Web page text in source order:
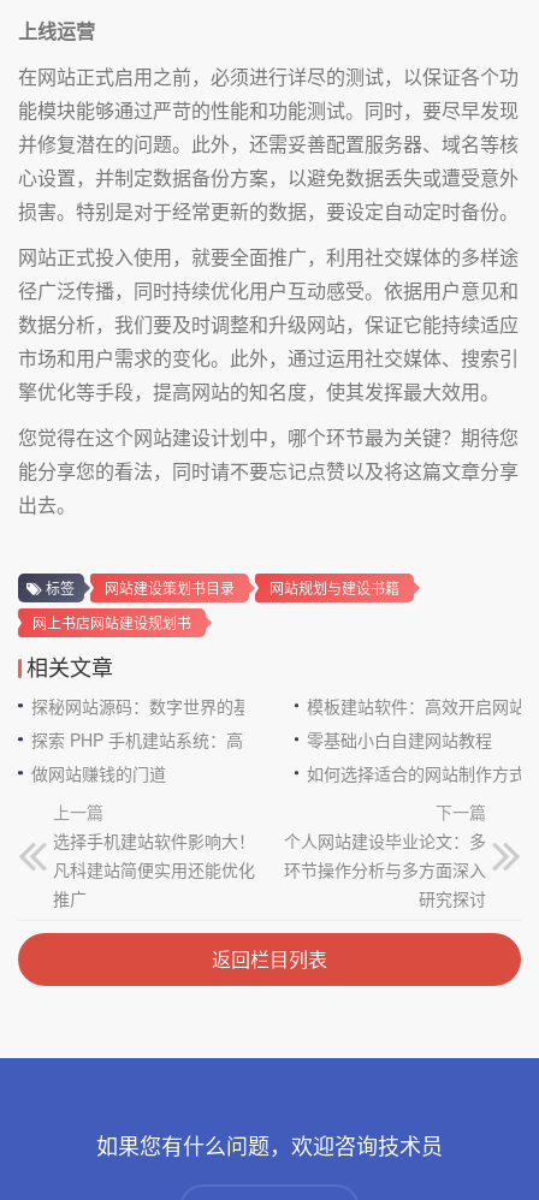
上线运营
在网站正式启用之前，必须进行详尽的测试，以保证各个功
能模块能够通过严苛的性能和功能测试。同时，要尽早发现
并修复潜在的问题。此外，还需妥善配置服务器、域名等核
心设置，并制定数据备份方案，以避免数据丢失或遭受意外
损害。特别是对于经常更新的数据，要设定自动定时备份。
网站正式投入使用，就要全面推广，利用社交媒体的多样途
径广泛传播，同时持续优化用户互动感受。依据用户意见和
数据分析，我们要及时调整和升级网站，保证它能持续适应
市场和用户需求的变化。此外，通过运用社交媒体、搜索引
擎优化等手段，提高网站的知名度，使其发挥最大效用。
您觉得在这个网站建设计划中，哪个环节最为关键？期待您
能分享您的看法，同时请不要忘记点赞以及将这篇文章分享
出去。
标签 网站建设策划书目录
网站规划与建设书籍
网上书店网站建设规划书
相关文章
探秘网站源码：数字世界的基石
模板建站软件：高效开启网站
探索 PHP 手机建站系统：高效与便捷的完美结合零基础小白自建网站教程
做网站赚钱的门道
如何选择适合的网站制作方式
上一篇
选择手机建站软件影响大！
凡科建站简便实用还能优化
推广
下一篇
个人网站建设毕业论文：多
环节操作分析与多方面深入
研究探讨
返回栏目列表
如果您有什么问题，欢迎咨询技术员